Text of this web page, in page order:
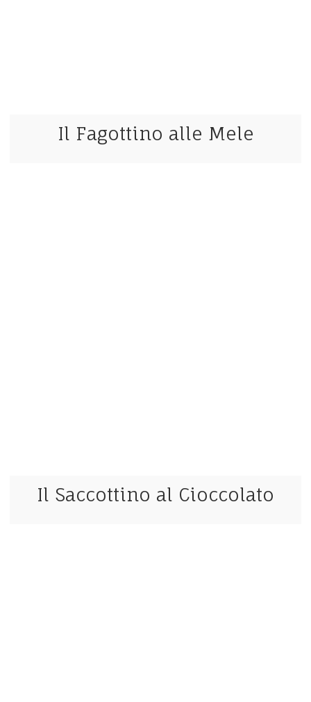
Il Fagottino alle Mele
Il Saccottino al Cioccolato